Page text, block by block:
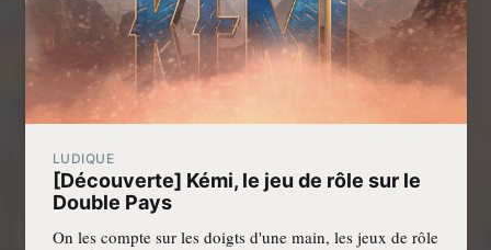
LUDIQUE
[Découverte] Kémi, le jeu de rôle sur le
Double Pays
On les compte sur les doigts d'une main, les jeux de rôle